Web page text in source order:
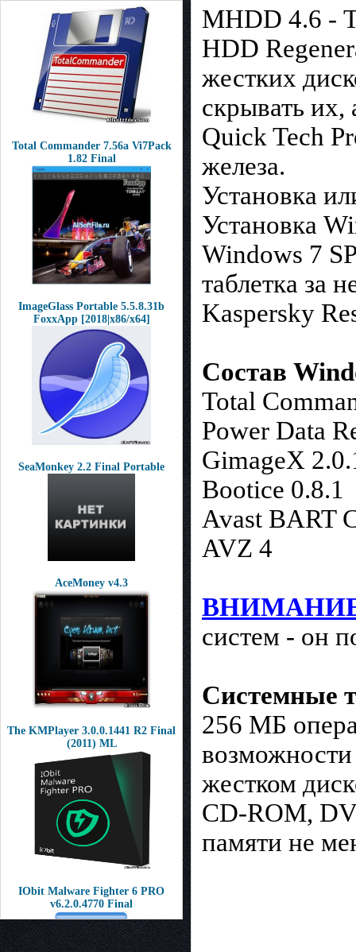
Total Commander 7.56a Vi7Pack
1.82 Final
ImageGlass Portable 5.5.8.31b
FoxxApp [2018|x86/x64]
SeaMonkey 2.2 Final Portable
AceMoney v4.3
The KMPlayer 3.0.0.1441 R2 Final
(2011) ML
IObit Malware Fighter 6 PRO
v6.2.0.4770 Final
MHDD 4.6 -
HDD
жестких
скрывать их,
Quick Tech
железа.
Установка
Установка
Windows 7
таблетка за
Kaspersky
Состав
Total
Power Data
GimageX
Bootice 0.8.1
Avast BART
AVZ 4
систем - он
Системные
256 МБ
возможности
жестком
CD-ROM,
памяти не